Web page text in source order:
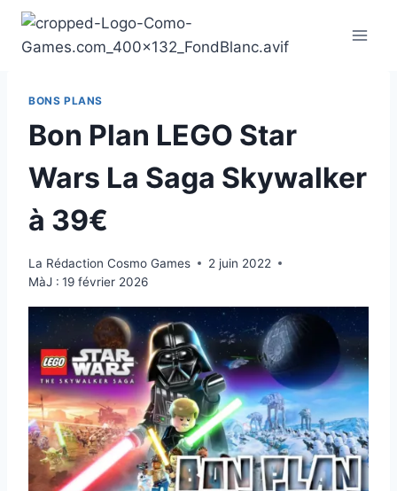
Aller
contenu
BONS PLANS
Bon Plan LEGO Star
Wars La Saga Skywalker
à 39€
La Rédaction Cosmo Games
2 juin 2022
MàJ : 19 février 2026